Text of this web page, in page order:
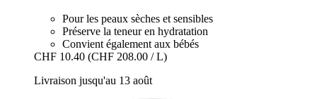
Pour les peaux sèches et sensibles
Préserve la teneur en hydratation
Convient également aux bébés
CHF 10.40 (CHF 208.00 / L)
Livraison jusqu'au 13 août